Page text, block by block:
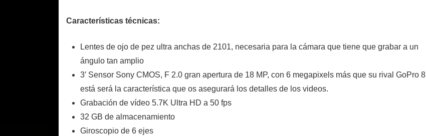
Características técnicas:
Lentes de ojo de pez ultra anchas de 2101, necesaria para la cámara que tiene que grabar a un
ángulo tan amplio
3′ Sensor Sony CMOS, F 2.0 gran apertura de 18 MP, con 6 megapixels más que su rival GoPro 8
está será la característica que os asegurará los detalles de los videos.
Grabación de vídeo 5.7K Ultra HD a 50 fps
32 GB de almacenamiento
Giroscopio de 6 ejes